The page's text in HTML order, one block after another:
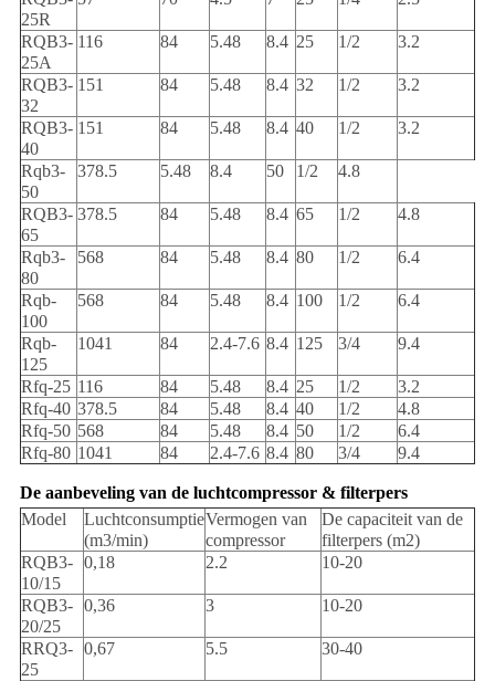
25R
RQB3-
25A
116 84 5.48 8.4 25 1/2 3.2
RQB3-
32
151 84 5.48 8.4 32 1/2 3.2
RQB3-
40
151 84 5.48 8.4 40 1/2 3.2
Rqb3-
50
378.5 5.48 8.4 50 1/2 4.8
RQB3-
65
378.5 84 5.48 8.4 65 1/2 4.8
Rqb3-
80
568 84 5.48 8.4 80 1/2 6.4
Rqb-
100
568 84 5.48 8.4 100 1/2 6.4
Rqb-
125
1041 84 2.4-7.6 8.4 125 3/4 9.4
Rfq-25 116 84 5.48 8.4 25 1/2
3.2
Rfq-40 378.5 84 5.48 8.4 40 1/2
4.8
Rfq-50 568 84 5.48 8.4 50 1/2
6.4
Rfq-80 1041 84 2.4-7.6 8.4 80 3/4 9.4
De aanbeveling van de luchtcompressor & filterpers
Model
Luchtconsumptie
(m3/min)
Vermogen van
compressor
De capaciteit van de
filterpers (m2)
RQB3-
10/15
0,18 2.2 10-20
RQB3-
20/25
0,36 3 10-20
RRQ3-
25
0,67 5.5 30-40